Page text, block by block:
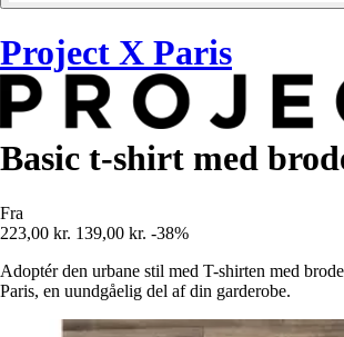
Project X Paris
Basic t-shirt med
Fra
223,00 kr. 139,00 kr. -38%
Adoptér den urbane stil med T-shirten med
Paris, en uundgåelig del af din garderobe.